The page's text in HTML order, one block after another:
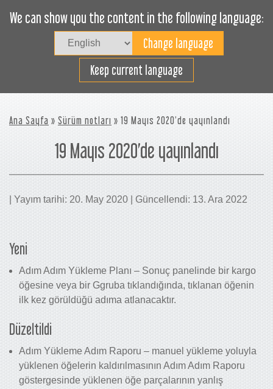
We can show you the content in the following language:
Keep current language
Verimli bir şekilde yükleyin
Ana Sayfa » Sürüm notları » 19 Mayıs 2020’de yayınlandı
19 Mayıs 2020’de yayınlandı
| Yayım tarihi: 20. May 2020 | Güncellendi: 13. Ara 2022
Yeni
Adım Adım Yükleme Planı – Sonuç panelinde bir kargo
öğesine veya bir Ggruba tıklandığında, tıklanan öğenin
ilk kez görüldüğü adıma atlanacaktır.
Düzeltildi
Adım Yükleme Adım Raporu – manuel yükleme yoluyla
yüklenen öğelerin kaldırılmasının Adım Adım Raporu
göstergesinde yüklenen öğe parçalarının yanlış